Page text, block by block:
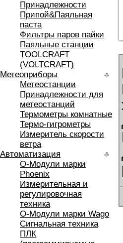
Принадлежности
Припой&Паяльная
паста
Фильтры паров пайки
Паяльные станции
TOOLCRAFT
(VOLTCRAFT)
Метеоприборы
Метеостанции
Принадлежности для
метеостанций
Термометры комнатные
Термо-гигрометры
Измеритель скорости
ветра
Автоматизация
O-Модули марки
Phoenix
Измерительная и
регулировочная
техника
O-Модули марки Wago
Сигнальная техника
ПЛК